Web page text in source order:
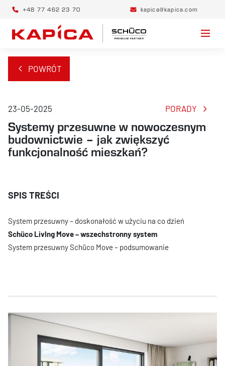
+48 77 462 23 70 kapica@kapica.com
POWRÓT
23-05-2025 PORADY
Systemy przesuwne w nowoczesnym
budownictwie – jak zwiększyć
funkcjonalność mieszkań?
System przesuwny – doskonałość w użyciu na co dzień
Schüco LivIng Move – wszechstronny system
System przesuwny Schüco Move – podsumowanie